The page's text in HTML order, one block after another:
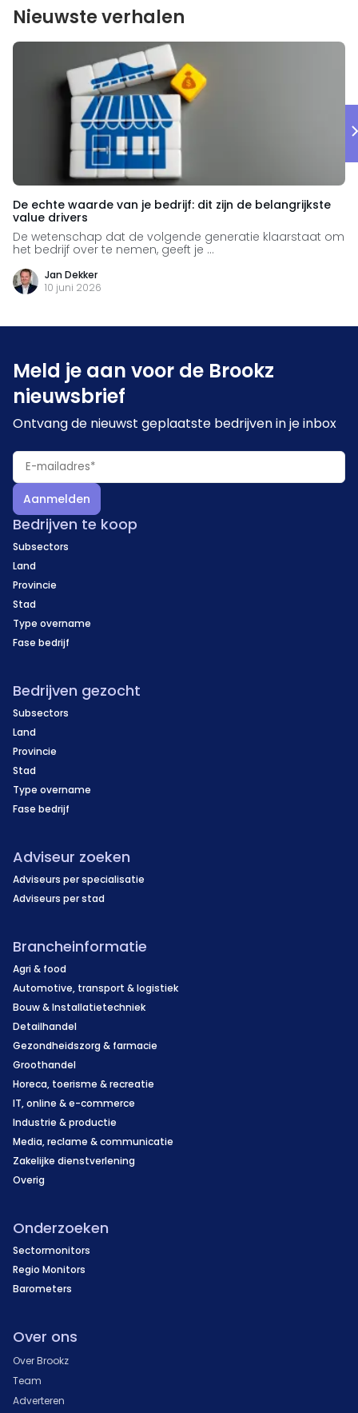
Nieuwste verhalen
De echte waarde van je bedrijf: dit zijn de belangrijkste
value drivers
De wetenschap dat de volgende generatie klaarstaat om
het bedrijf over te nemen, geeft je ...
Jan Dekker
10 juni 2026
Meld je aan voor de Brookz
nieuwsbrief
Ontvang de nieuwst geplaatste bedrijven in je inbox
Aanmelden
Bedrijven te koop
Subsectors
Land
Provincie
Stad
Type overname
Fase bedrijf
Bedrijven gezocht
Subsectors
Land
Provincie
Stad
Type overname
Fase bedrijf
Adviseur zoeken
Adviseurs per specialisatie
Adviseurs per stad
Brancheinformatie
Agri & food
Automotive, transport & logistiek
Bouw & Installatietechniek
Detailhandel
Gezondheidszorg & farmacie
Groothandel
Horeca, toerisme & recreatie
IT, online & e-commerce
Industrie & productie
Media, reclame & communicatie
Zakelijke dienstverlening
Overig
Onderzoeken
Sectormonitors
Regio Monitors
Barometers
Over ons
Over Brookz
Team
Adverteren